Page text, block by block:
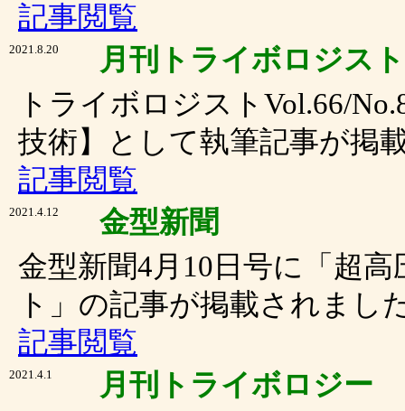
記事閲覧
2021.8.20
月刊トライボロジスト
トライボロジストVol.66/
技術】として執筆記事が掲
記事閲覧
2021.4.12
金型新聞
金型新聞4月10日号に「超
ト」の記事が掲載されまし
記事閲覧
2021.4.1
月刊トライボロジー